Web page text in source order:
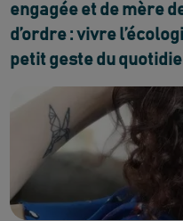
engagée et de mère
d’ordre : vivre
petit geste du